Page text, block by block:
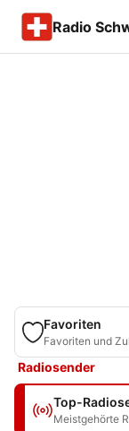
Radio
Favoriten
Favoriten und
Radiosender
Top-
Meistgehörte